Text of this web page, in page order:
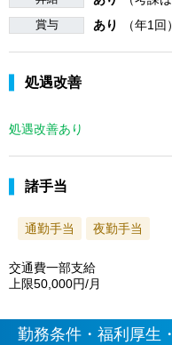
賞与 あり （年1回）
処遇改善
処遇改善あり
諸手当
通勤手当 夜勤手当
交通費一部支給
上限50,000円/月
勤務条件・福利厚生